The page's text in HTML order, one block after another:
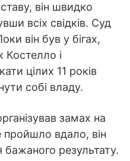
він швидко
всіх свідків. Суд
він був у бігах,
Костелло і
цілих 11 років
собі владу.
замах на
пройшло вдало, він
бажаного результату.